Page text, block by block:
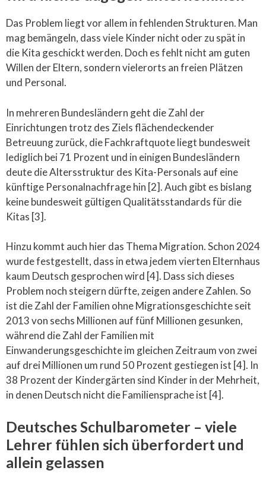
Das Problem liegt vor allem in fehlenden Strukturen. Man
mag bemängeln, dass viele Kinder nicht oder zu spät in
die Kita geschickt werden. Doch es fehlt nicht am guten
Willen der Eltern, sondern vielerorts an freien Plätzen
und Personal.
In mehreren Bundesländern geht die Zahl der
Einrichtungen trotz des Ziels flächendeckender
Betreuung zurück, die Fachkraftquote liegt bundesweit
lediglich bei 71 Prozent und in einigen Bundesländern
deute die Altersstruktur des Kita-Personals auf eine
künftige Personalnachfrage hin [2]. Auch gibt es bislang
keine bundesweit gültigen Qualitätsstandards für die
Kitas [3].
Hinzu kommt auch hier das Thema Migration. Schon 2024
wurde festgestellt, dass in etwa jedem vierten Elternhaus
kaum Deutsch gesprochen wird [4]. Dass sich dieses
Problem noch steigern dürfte, zeigen andere Zahlen. So
ist die Zahl der Familien ohne Migrationsgeschichte seit
2013 von sechs Millionen auf fünf Millionen gesunken,
während die Zahl der Familien mit
Einwanderungsgeschichte im gleichen Zeitraum von zwei
auf drei Millionen um rund 50 Prozent gestiegen ist [4]. In
38 Prozent der Kindergärten sind Kinder in der Mehrheit,
in denen Deutsch nicht die Familiensprache ist [4].
Deutsches Schulbarometer – viele
Lehrer fühlen sich überfordert und
allein gelassen